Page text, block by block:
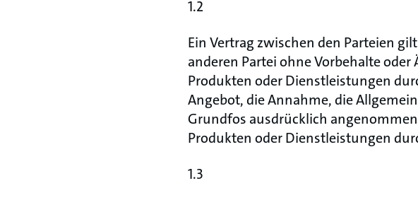
1.2
Ein Vertrag zwischen den Parteien
anderen Partei ohne Vorbehalte
Produkten oder Dienstleistungen
Angebot, die Annahme, die
Grundfos ausdrücklich
Produkten oder Dienstleistungen
1.3